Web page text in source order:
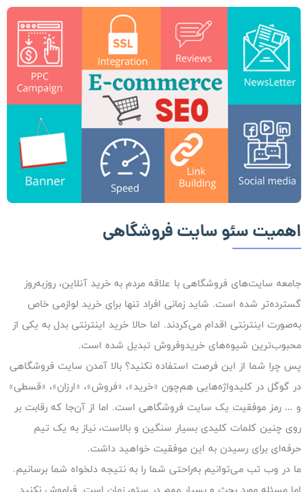
اهمیت سئو سایت فروشگاهی
جامعه سایت‌های فروشگاهی با علاقه مردم به خرید آنلاین، روزبه‌روز
گسترده‌تر شده است. شاید زمانی افراد تنها برای خرید لوازمی خاص
به‌صورت اینترنتی اقدام می‌کردند. اما حالا خرید اینترنتی بدل به یکی از
محبوب‌ترین شیوه‌های خریدوفروش تبدیل شده است.
پس چرا شما از این فرصت استفاده نکنید؟ بالا آمدن سایت فروشگاهی
در گوگل در کلیدواژه‌هایی هم‌چون «خرید»، «فروش»، «ارزان»، «قسطی»
و … رمز موفقیت یک سایت فروشگاهی است. اما از آن‌جا که رقابت بر
روی چنین کلمات کلیدی بسیار سنگین و بالاست، نیاز به یک تیم
حرفه‌ای برای رسیدن به این موفقیت خواهید داشت.
ما در وب تب می‌توانیم به‌راحتی شما را به‌ نتیجه دلخواه شما برسانیم.